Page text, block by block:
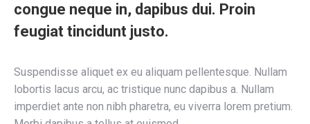
congue neque in, dapibus dui. Proin
feugiat tincidunt justo.
Suspendisse aliquet ex eu aliquam pellentesque. Nullam
lobortis lacus arcu, ac tristique nunc dapibus a. Nullam
imperdiet ante non nibh pharetra, eu viverra lorem pretium.